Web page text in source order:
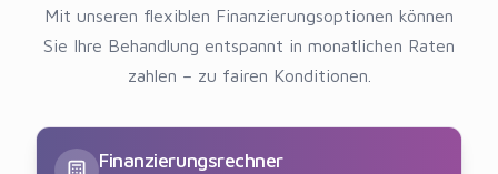
Mit unseren flexiblen Finanzierungsoptionen können
Sie Ihre Behandlung entspannt in monatlichen Raten
zahlen – zu fairen Konditionen.
Finanzierungsrechner